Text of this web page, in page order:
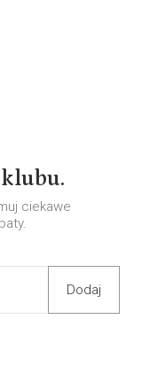
klubu.
ciekawe